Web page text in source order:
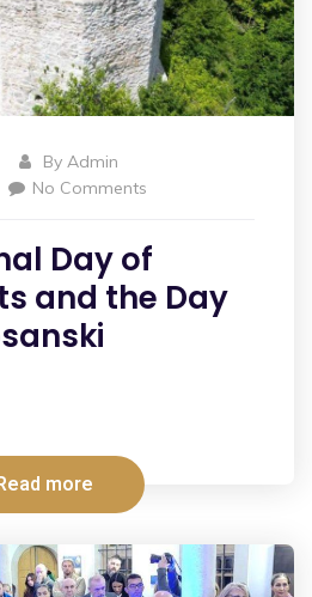
By Admin
No Comments
Day of
and the Day
more